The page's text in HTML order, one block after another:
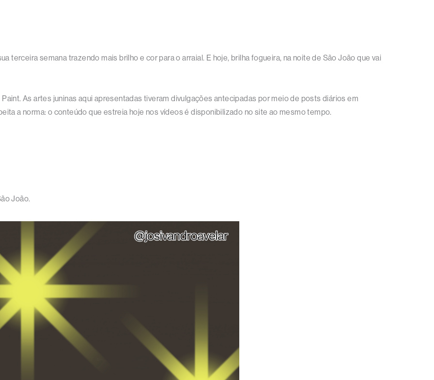
terceira semana trazendo mais brilho e cor para o arraial. E hoje, brilha fogueira, na noite de São João que vai
As artes juninas aqui apresentadas tiveram divulgações antecipadas por meio de posts diários em
a norma: o conteúdo que estreia hoje nos vídeos é disponibilizado no site ao mesmo tempo.
João.